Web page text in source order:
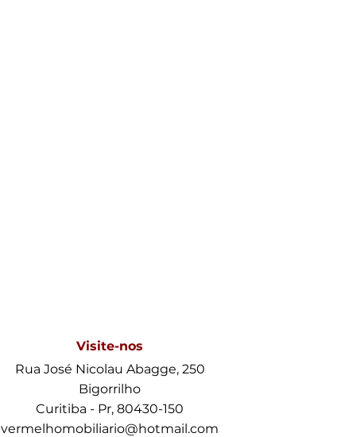
Visite-nos
Rua José Nicolau Abagge, 250
Bigorrilho
Curitiba - Pr, 80430-150
vermelhomobiliario@hotmail.com